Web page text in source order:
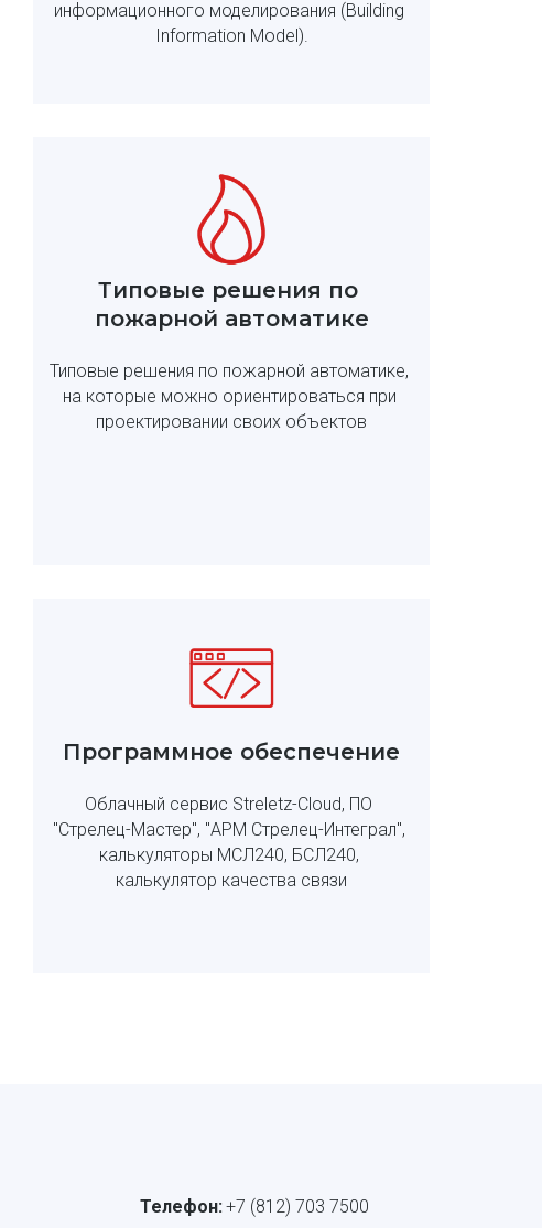
информационного моделирования (Building
Information Model).
Типовые решения по
пожарной автоматике
Типовые решения по пожарной автоматике,
на которые можно ориентироваться при
проектировании своих объектов
Программное обеспечение
Облачный сервис Streletz-Cloud, ПО
"Стрелец-Мастер", "АРМ Стрелец-Интеграл",
калькуляторы МСЛ240, БСЛ240,
калькулятор качества связи
Телефон:+7 (812) 703 7500